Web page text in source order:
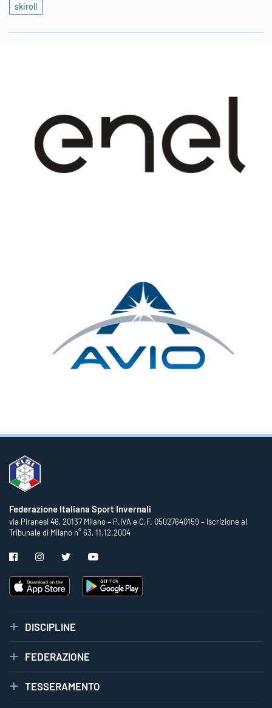
skiroll
Federazione Italiana Sport Invernali
via Piranesi 46, 20137 Milano – P.IVA e C.F. 05027640159 – Iscrizione al
Tribunale di Milano n° 63, 11.12.2004
DISCIPLINE
FEDERAZIONE
TESSERAMENTO